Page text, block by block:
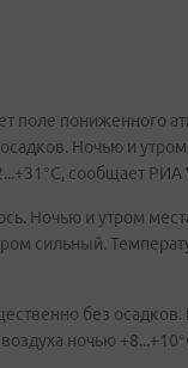
поле пониженного
Ночью и
сообщает
Ночью и утром
сильный.
без
ночью